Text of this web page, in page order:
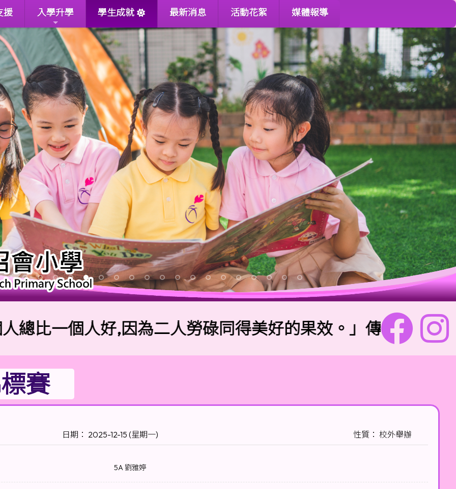
援 入學升學 學生成就 最新消息 活動花絮 媒體報導
一個人好,因為二人勞碌同得美好的果效。」傳道書4:9
賽
日期： 2025-12-15 (星期一) 性質： 校外舉辦
5A 劉雅婷